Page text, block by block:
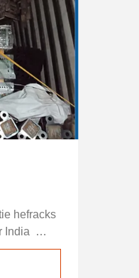
India
hefracks
India
hebt, laat